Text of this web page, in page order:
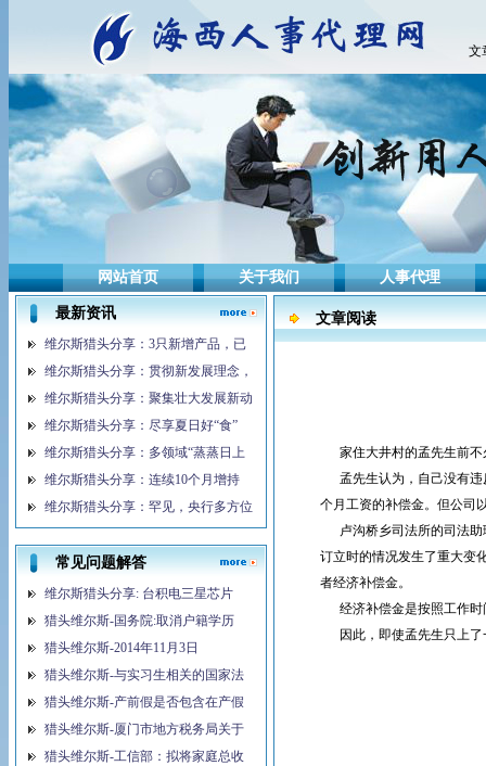
文
网站首页 关于我们 人事代理
最新资讯
维尔斯猎头分享：3只新增产品，已
维尔斯猎头分享：贯彻新发展理念，
维尔斯猎头分享：聚集壮大发展新动
维尔斯猎头分享：尽享夏日好“食”
维尔斯猎头分享：多领域“蒸蒸日上
维尔斯猎头分享：连续10个月增持
维尔斯猎头分享：罕见，央行多方位
常见问题解答
维尔斯猎头分享: 台积电三星芯片
猎头维尔斯-国务院:取消户籍学历
猎头维尔斯-2014年11月3日
猎头维尔斯-与实习生相关的国家法
猎头维尔斯-产前假是否包含在产假
猎头维尔斯-厦门市地方税务局关于
猎头维尔斯-工信部：拟将家庭总收
文章阅读
家住大井村的孟先生前不
孟先生认为，自己没有违
个月工资的补偿金。但公司
卢沟桥乡司法所的司法助
订立时的情况发生了重大变
者经济补偿金。
经济补偿金是按照工作时
因此，即使孟先生只上了